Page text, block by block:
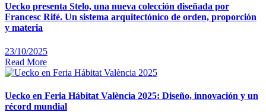
Uecko presenta Stelo, una nueva colección diseñada por
Francesc Rifé. Un sistema arquitectónico de orden, proporción
y materia
23/10/2025
Read More
Uecko en Feria Hábitat València 2025: Diseño, innovación y un
récord mundial